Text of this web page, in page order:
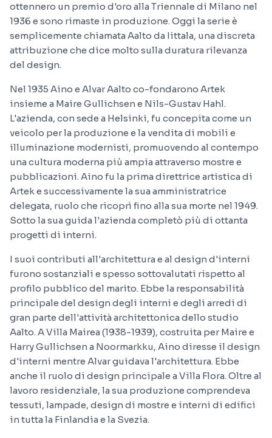
ottennero un premio d'oro alla Triennale di Milano nel
1936 e sono rimaste in produzione. Oggi la serie è
semplicemente chiamata Aalto da Iittala, una discreta
attribuzione che dice molto sulla duratura rilevanza
del design.
Nel 1935 Aino e Alvar Aalto co-fondarono Artek
insieme a Maire Gullichsen e Nils-Gustav Hahl.
L'azienda, con sede a Helsinki, fu concepita come un
veicolo per la produzione e la vendita di mobili e
illuminazione modernisti, promuovendo al contempo
una cultura moderna più ampia attraverso mostre e
pubblicazioni. Aino fu la prima direttrice artistica di
Artek e successivamente la sua amministratrice
delegata, ruolo che ricoprì fino alla sua morte nel 1949.
Sotto la sua guida l'azienda completò più di ottanta
progetti di interni.
I suoi contributi all'architettura e al design d'interni
furono sostanziali e spesso sottovalutati rispetto al
profilo pubblico del marito. Ebbe la responsabilità
principale del design degli interni e degli arredi di
gran parte dell'attività architettonica dello studio
Aalto. A Villa Mairea (1938-1939), costruita per Maire e
Harry Gullichsen a Noormarkku, Aino diresse il design
d'interni mentre Alvar guidava l'architettura. Ebbe
anche il ruolo di design principale a Villa Flora. Oltre al
lavoro residenziale, la sua produzione comprendeva
tessuti, lampade, design di mostre e interni di edifici
in tutta la Finlandia e la Svezia.